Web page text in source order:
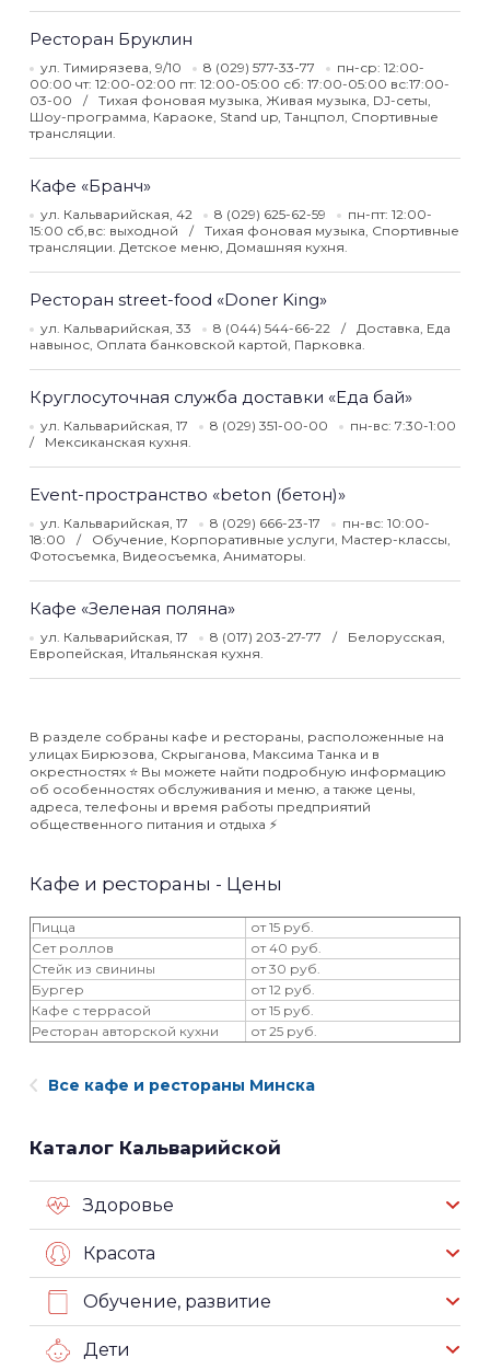
Ресторан Бруклин
ул. Тимирязева, 9/10 8 (029) 577-33-77
пн-ср: 12:00-
00:00 чт: 12:00-02:00 пт: 12:00-05:00 сб: 17:00-05:00 вс:17:00-
03-00
Тихая фоновая музыка, Живая музыка, DJ-сеты,
Шоу-программа, Караоке, Stand up, Танцпол, Спортивные
трансляции.
Кафе «Бранч»
ул. Кальварийская, 42 8 (029) 625-62-59
пн-пт: 12:00-
15:00 сб,вс: выходной
Тихая фоновая музыка, Спортивные
трансляции. Детское меню, Домашняя кухня.
Ресторан street-food «Doner King»
ул. Кальварийская, 33 8 (044) 544-66-22
Доставка, Еда
навынос, Оплата банковской картой, Парковка.
Круглосуточная служба доставки «Еда бай»
ул. Кальварийская, 17 8 (029) 351-00-00
пн-вс: 7:30-1:00
Мексиканская кухня.
Event-пространство «beton (бетон)»
ул. Кальварийская, 17 8 (029) 666-23-17
пн-вс: 10:00-
18:00
Обучение, Корпоративные услуги, Мастер-классы,
Фотосъемка, Видеосъемка, Аниматоры.
Кафе «Зеленая поляна»
ул. Кальварийская, 17 8 (017) 203-27-77
Белорусская,
Европейская, Итальянская кухня.
В разделе собраны кафе и рестораны, расположенные на
улицах Бирюзова, Скрыганова, Максима Танка и в
окрестностях ⭐️ Вы можете найти подробную информацию
об особенностях обслуживания и меню, а также цены,
адреса, телефоны и время работы предприятий
общественного питания и отдыха ⚡️
Кафе и рестораны - Цены
Пицца
от 15 руб.
Сет роллов
от 40 руб.
Стейк из свинины
от 30 руб.
Бургер
от 12 руб.
Кафе с террасой
от 15 руб.
Ресторан авторской кухни
от 25 руб.
Все кафе и рестораны Минска
Каталог Кальварийской
Здоровье
Красота
Обучение, развитие
Дети